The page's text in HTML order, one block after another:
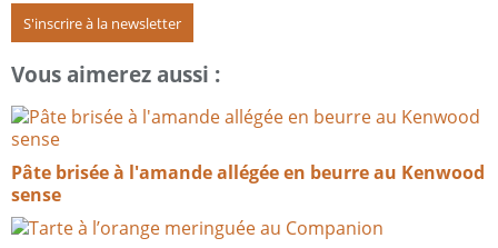
S'inscrire à la newsletter
Vous aimerez aussi :
Pâte brisée à l'amande allégée en beurre au Kenwood
sense